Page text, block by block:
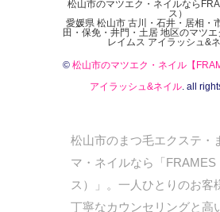
松山市のマツエク・ネイルなら
ス）
愛媛県 松山市 古川・石井・居相・
田・保免・井門・土居 地区のマツ
レイムス アイラッシュ&ネ
© 松山市のマツエク・ネイル【
アイラッシュ&ネイル. all
松山市のまつ毛エクステ・
マ・ネイルなら「FRAMES
ス）」。一人ひとりのお客
丁寧なカウンセリングと高